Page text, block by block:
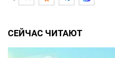
СЕЙЧАС ЧИТАЮТ